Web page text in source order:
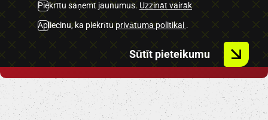
Multifunkcionāla
-Hands free
sistēma.
-Miglas lukturi.
-Priekšējie
Piekrītu saņemt jaunumus. Uzzināt vairāk
Apliecinu, ka piekrītu privātuma politikai .
Sūtīt pieteikumu